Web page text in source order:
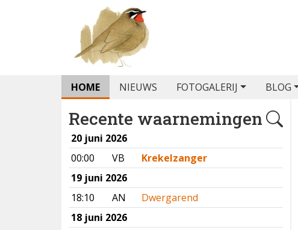
HOME NIEUWS FOTOGALERIJ BLOG
Recente waarnemingen
20 juni 2026
00:00
VB
Krekelzanger
19 juni 2026
18:10
AN
Dwergarend
18 juni 2026